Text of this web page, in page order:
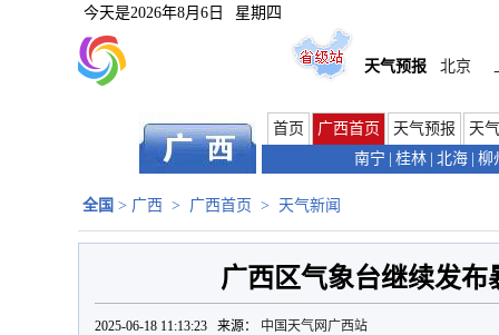
今天是2026年8月6日 星期四
天气预报 北京
首页 广西首页 天气预报
天
南宁
桂林 北海 柳
全国 > 广西 > 广西首页 > 天气新闻
广西区气象台继续发布
2025-06-18 11:13:23 来源： 中国天气网广西站